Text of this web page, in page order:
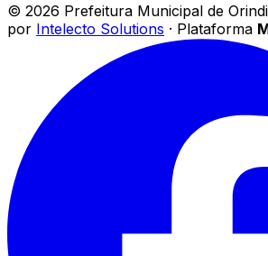
© 2026 Prefeitura Municipal de
por Intelecto Solutions · Plataforma